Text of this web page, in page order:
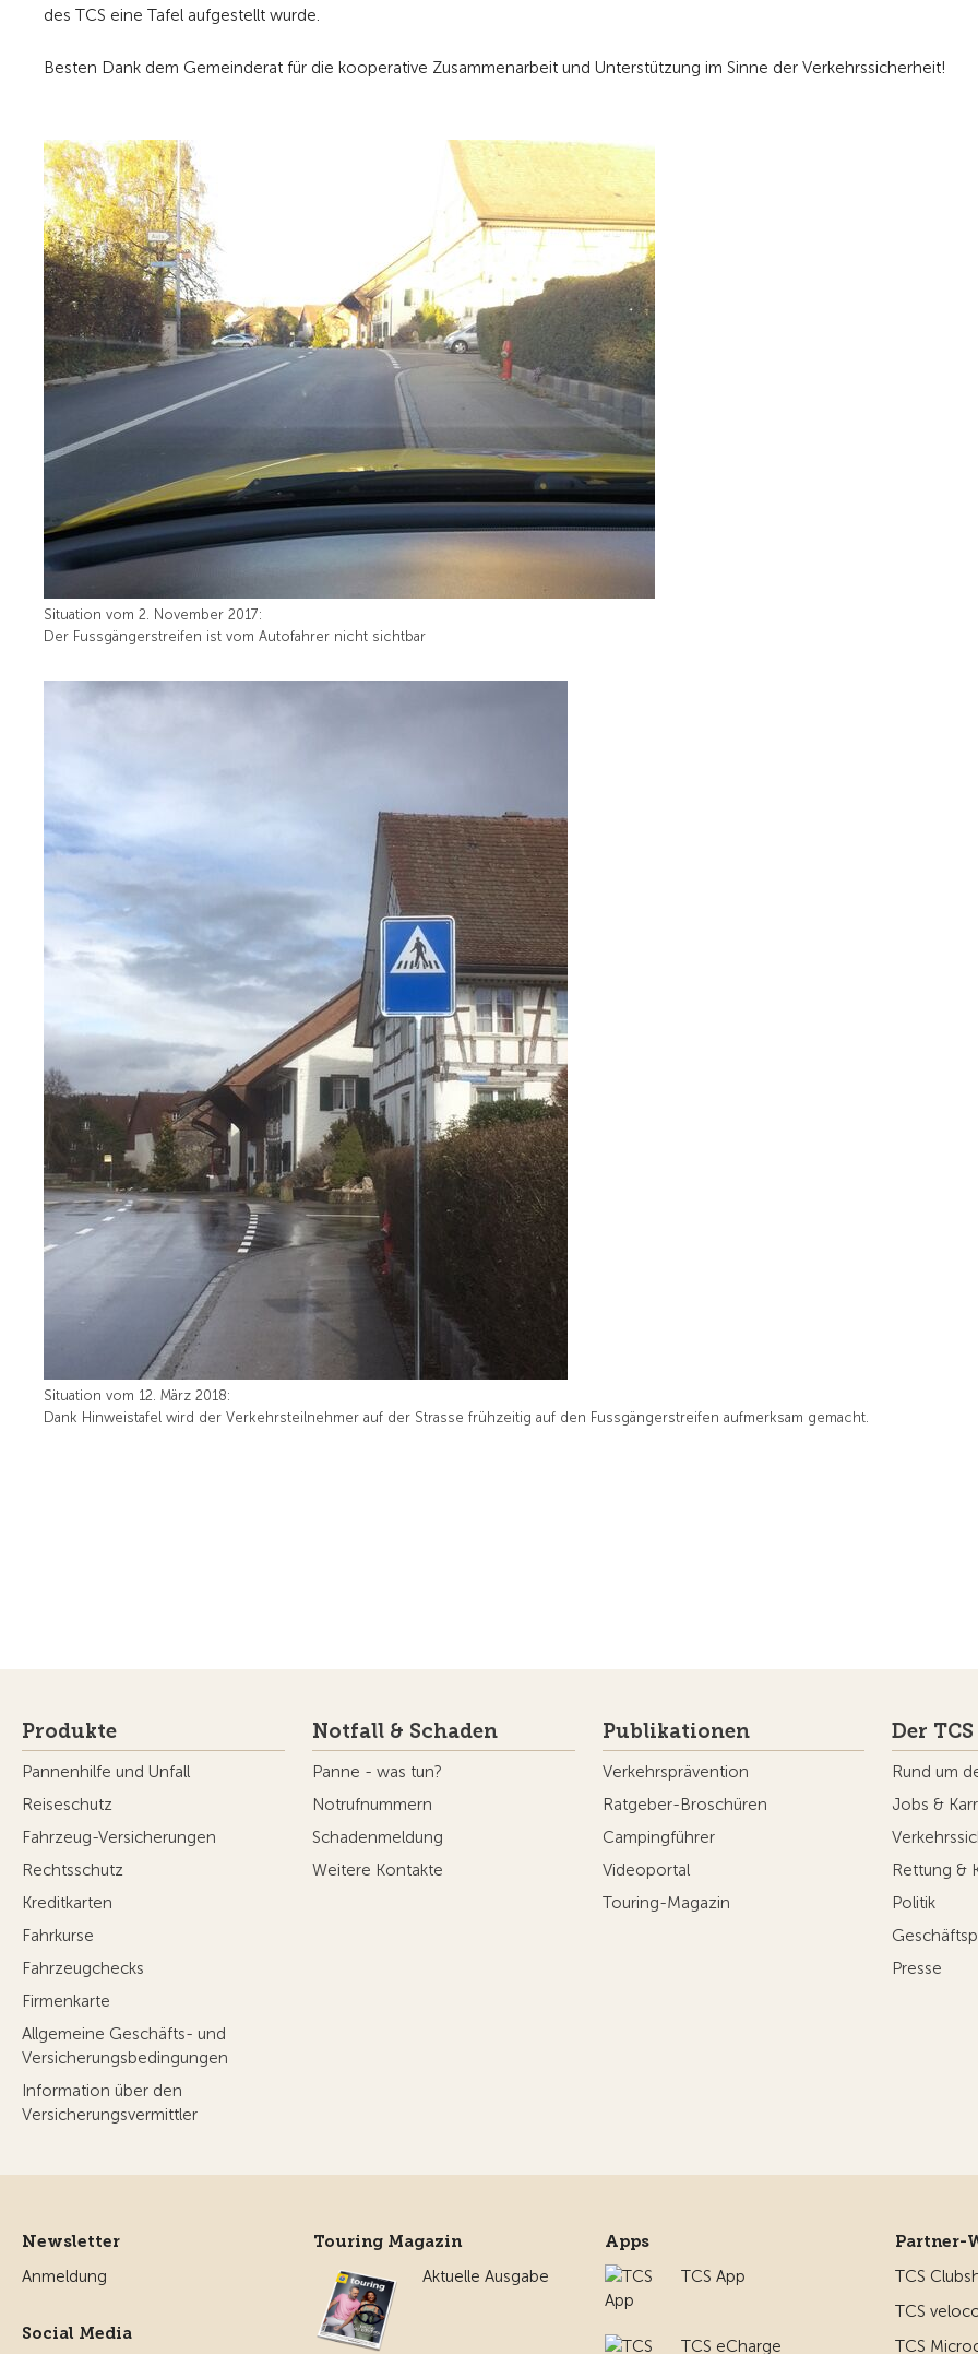
des TCS eine Tafel aufgestellt wurde.
Besten Dank dem Gemeinderat für die kooperative Zusammenarbeit und Unterstützung im Sinne der Verkehrssicherheit!
Situation vom 2. November 2017:
Der Fussgängerstreifen ist vom Autofahrer nicht sichtbar
Situation vom 12. März 2018:
Dank Hinweistafel wird der Verkehrsteilnehmer auf der Strasse frühzeitig auf den Fussgängerstreifen aufmerksam gemacht.
Produkte
Pannenhilfe und Unfall
Reiseschutz
Fahrzeug-Versicherungen
Rechtsschutz
Kreditkarten
Fahrkurse
Fahrzeugchecks
Firmenkarte
Allgemeine Geschäfts- und
Versicherungsbedingungen
Information über den
Versicherungsvermittler
Notfall & Schaden
Panne - was tun?
Notrufnummern
Schadenmeldung
Weitere Kontakte
Publikationen
Verkehrsprävention
Ratgeber-Broschüren
Campingführer
Videoportal
Touring-Magazin
Der TCS
Rund um
Jobs &
Rettung &
Politik
Presse
Newsletter
Anmeldung
Social Media
Touring Magazin
Aktuelle Ausgabe
Apps
TCS App
TCS eCharge
Partner-
TCS
TCS
TCS